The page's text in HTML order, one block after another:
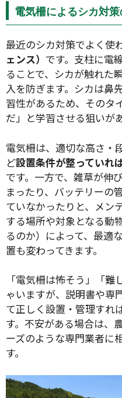
電気柵によるシカ対
最近のシカ対策でよく使
ェンス） です。支柱に電
ることで、シカが触れた
入を防ぎます。シカは鼻
習性があるため、そのタ
だ」と学習させる狙いが
電気柵は、適切な高さ・
ど設置条件が整っていれ
です。一方で、雑草が伸
まったり、バッテリーの
ていなかったりと、メン
する場所や対象となる動
るのか）によって、最適
置も変わってきます。
「電気柵は怖そう」「
ゃいますが、説明書や専
て正しく設置・管理すれ
す。不安がある場合は、
ーズのような専門業者に
す。